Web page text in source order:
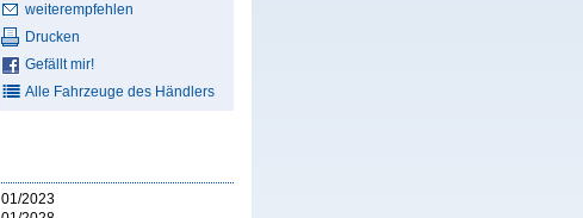
weiterempfehlen
Drucken
Gefällt mir!
Alle Fahrzeuge des Händlers
01/2023